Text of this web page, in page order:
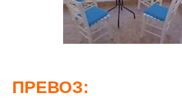
ПРЕВОЗ: